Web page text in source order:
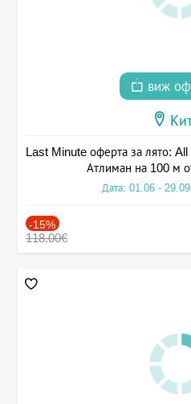
виж
Last Minute оферта за лято:
Атлиман на 100 м
Дата: 01.06 -
-15%
118.00€